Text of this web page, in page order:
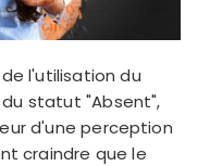
l'utilisation du
statut "Absent",
d'une perception
craindre que le